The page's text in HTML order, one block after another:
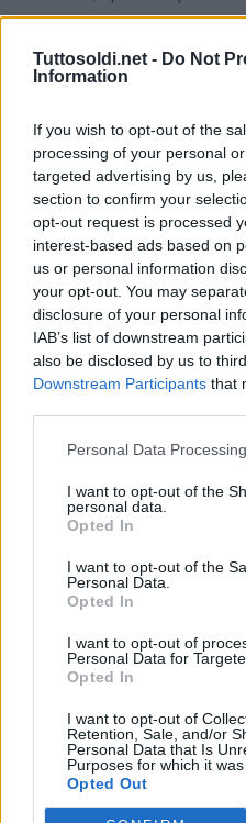
Tuttosoldi.net - Do Not
Information
If you wish to opt-out of the
processing of your personal
targeted advertising by us,
section to confirm your
opt-out request is processed
interest-based ads based on
us or personal information
your opt-out. You may
disclosure of your personal
IAB’s list of downstream
also be disclosed by us to
Downstream Participants that
Personal Data
I want to opt-out of the
personal data.
Opted In
I want to opt-out of the
Personal Data.
Opted In
I want to opt-out of
Personal Data for
Opted In
I want to opt-out of
Retention, Sale, and/or
Personal Data that Is
Purposes for which it was
Opted Out
di obbligazioni.
Si tratta comunque di
e di conseguenza di fare
parametri di valutazione
rating sono decisi
specializzate.
Nell’attribuzione del
controlleranno la capacità
impegni finanziari
sue garanzie.
imprese, nei titoli
espressi in gruppi di lettere,
tripla A (AAA), che denota
situazione decisamente
Related Posts